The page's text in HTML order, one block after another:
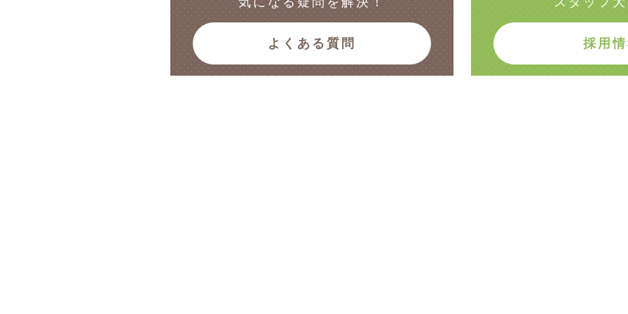
よくある質問 採用情